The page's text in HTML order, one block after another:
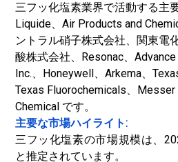
三フッ化塩素業界で活動する主
Liquide、Air Products and
ントラル硝子株式会社、関東電
酸株式会社、Resonac、
Inc.、Honeywell、Arkema、
Texas Fluorochemicals、Messer
Chemical です。
主要な市場ハイライト:
三フッ化塩素の市場規模は、
と推定されています。